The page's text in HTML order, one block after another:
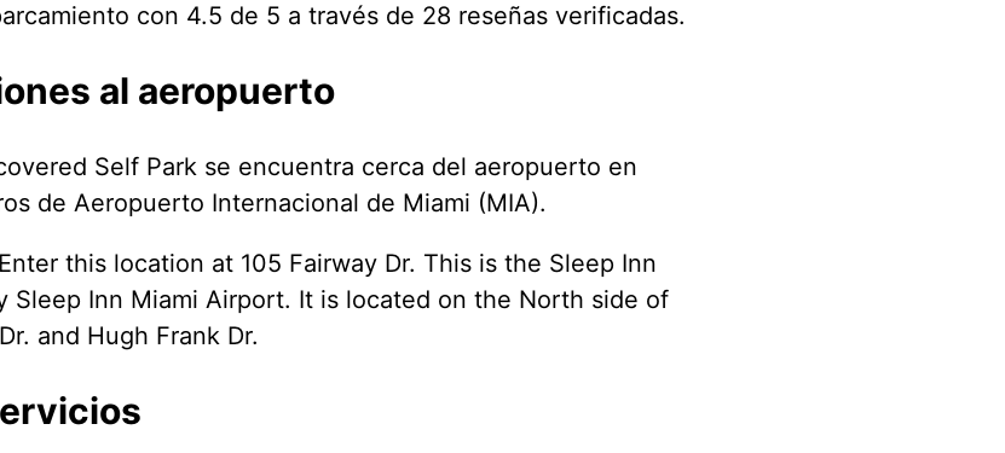
con 4.5 de 5 a través de 28 reseñas verificadas.
al aeropuerto
Self Park se encuentra cerca del aeropuerto en
de Aeropuerto Internacional de Miami (MIA).
Enter this location at 105 Fairway Dr. This is the Sleep Inn
Sleep Inn Miami Airport. It is located on the North side of
and Hugh Frank Dr.